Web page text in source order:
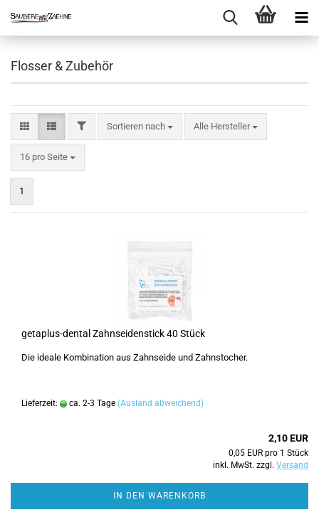
Flosser & Zubehör
FILTERSortieren nach
Sortieren nach Alle Hersteller
16 pro Seite
pro Seite
1
getaplus-dental Zahnseidenstick 40 Stück
Die ideale Kombination aus Zahnseide und Zahnstocher.
Lieferzeit: ca. 2-3 Tage (Ausland abweichend)
2,10 EUR
0,05 EUR pro 1 Stück
inkl. MwSt. zzgl. Versand
IN DEN WARENKORB